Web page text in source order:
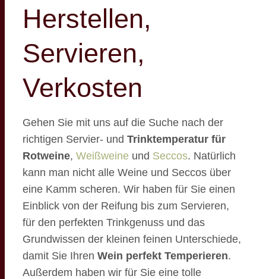
Herstellen,
Servieren,
Verkosten
Gehen Sie mit uns auf die Suche nach der
richtigen Servier- und Trinktemperatur für
Rotweine, Weißweine und Seccos. Natürlich
kann man nicht alle Weine und Seccos über
eine Kamm scheren. Wir haben für Sie einen
Einblick von der Reifung bis zum Servieren,
für den perfekten Trinkgenuss und das
Grundwissen der kleinen feinen Unterschiede,
damit Sie Ihren Wein perfekt Temperieren.
Außerdem haben wir für Sie eine tolle